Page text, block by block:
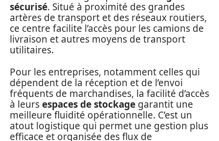
sécurisé. Situé à proximité des grandes
artères de transport et des réseaux routiers,
ce centre facilite l’accès pour les camions de
livraison et autres moyens de transport
utilitaires.
Pour les entreprises, notamment celles qui
dépendent de la réception et de l’envoi
fréquents de marchandises, la facilité d’accès
à leursespaces de stockage garantit une
meilleure fluidité opérationnelle. C’est un
atout logistique qui permet une gestion plus
efficace et organisée des flux de